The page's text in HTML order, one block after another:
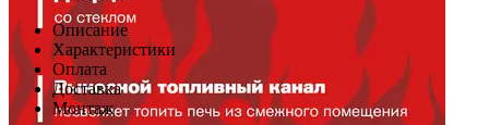
Описание
Характеристики
Оплата
Доставка
Монтаж